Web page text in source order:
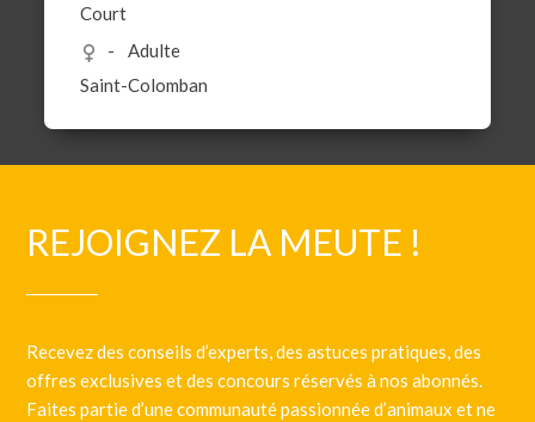
Court
Adulte
Saint-Colomban
REJOIGNEZ LA MEUTE !
Recevez des conseils d’experts, des astuces pratiques, des
offres exclusives et des concours réservés à nos abonnés.
Faites partie d’une communauté passionnée d’animaux et ne